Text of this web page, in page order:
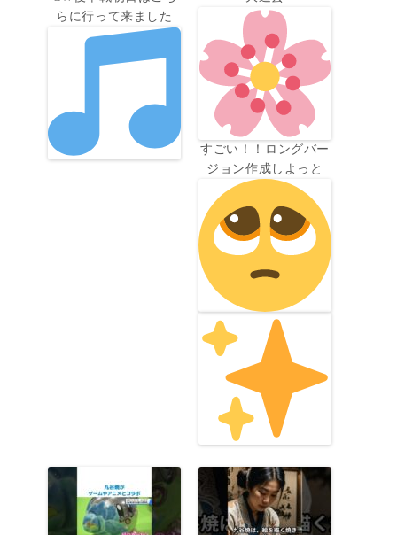
らに行って来ました
すごい！！ロングバー
ジョン作成しよっと